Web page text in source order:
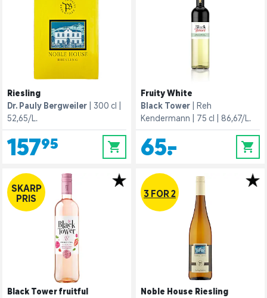
Riesling
Dr. Pauly Bergweiler
300 cl
52,65/L.
157,95 0
Fruity White
Black Tower
Reh
Kendermann
75 cl 86,67/L.
65,- 0
SKARP
PRIS
Black Tower fruitful
3 FOR 2
Noble House Riesling